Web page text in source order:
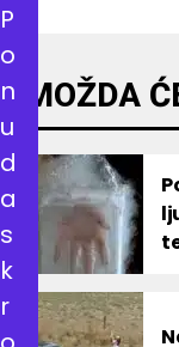
MOŽDA
P
o
n
u
d
a
s
k
r